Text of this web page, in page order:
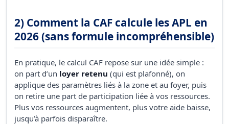
2) Comment la CAF calcule les APL en
2026 (sans formule incompréhensible)
En pratique, le calcul CAF repose sur une idée simple :
on part d’un loyer retenu (qui est plafonné), on
applique des paramètres liés à la zone et au foyer, puis
on retire une part de participation liée à vos ressources.
Plus vos ressources augmentent, plus votre aide baisse,
jusqu’à parfois disparaître.